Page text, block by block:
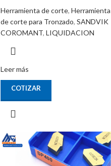
Herramienta de corte, Herramienta
de corte para Tronzado, SANDVIK
COROMANT, LIQUIDACION
Leer más
COTIZAR